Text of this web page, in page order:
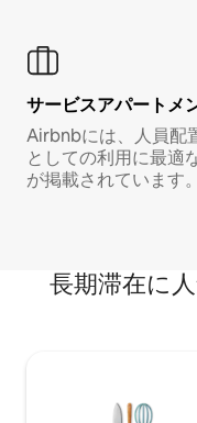
サービスアパートメ
Airbnbには、人員配
としての利用に最適
が掲載されています。
長期滞在に